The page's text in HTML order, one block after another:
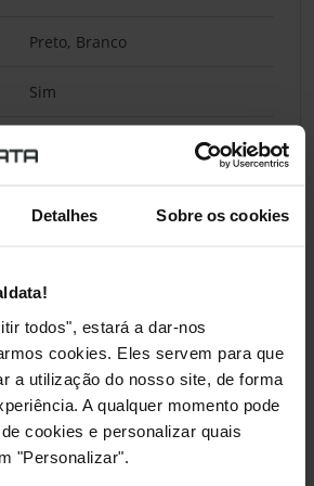
Detalhes Sobre os cookies
todos", estará a dar-nos
cookies. Eles servem para que
a utilização do nosso site, de forma
A qualquer momento pode
cookies e personalizar quais
"Personalizar".
Preto, Branco
Sim
0 - 40 °C
0 - 3000 m
CE/EAC/Ukr/Cm/CB report
& standards